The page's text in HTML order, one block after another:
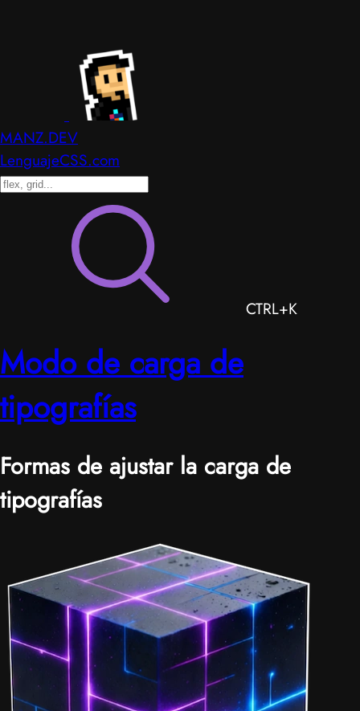
MANZ.DEV
LenguajeCSS.com
CTRL+K
Modo de carga de
tipografías
Formas de ajustar la carga de
tipografías